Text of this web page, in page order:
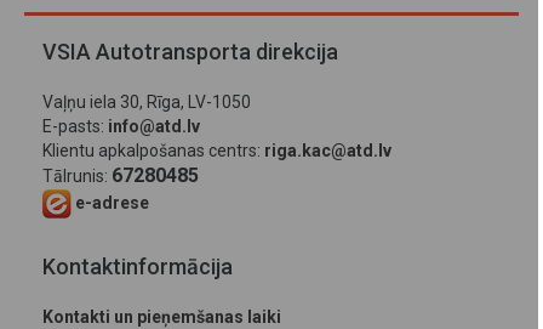
VSIA Autotransporta direkcija
Vaļņu iela 30, Rīga, LV-1050
E-pasts: info@atd.lv
Klientu apkalpošanas centrs: riga.kac@atd.lv
Tālrunis: 67280485
e-adrese
Kontaktinformācija
Kontakti un pieņemšanas laiki